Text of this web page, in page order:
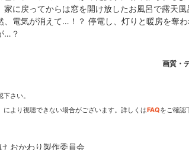
ニメストアなら
家に戻ってからは窓を開け放したお風呂で露天
、電気が消えて…！？ 停電し、灯りと暖房を奪
…？
画質・
下さい。
より視聴できない場合がございます。詳しくはFAQをご確認
おかわり製作委員会